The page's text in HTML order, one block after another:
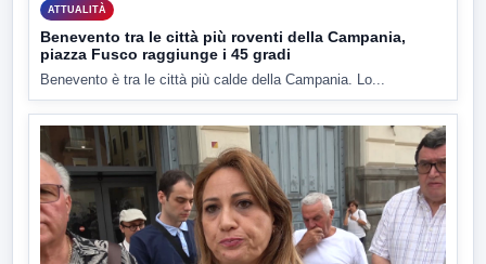
ATTUALITÀ
Benevento tra le città più roventi della Campania,
piazza Fusco raggiunge i 45 gradi
Benevento è tra le città più calde della Campania. Lo...